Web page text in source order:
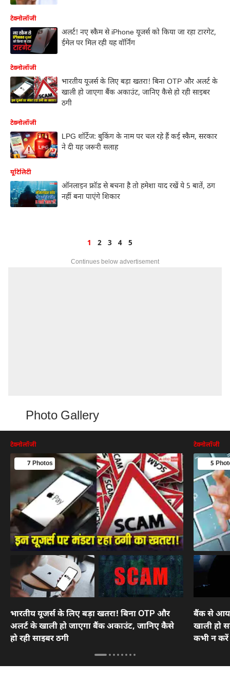
टेक्नोलॉजी
अलर्ट! नए स्कैम से iPhone यूजर्स को किया जा रहा टारगेट,
ईमेल पर मिल रही यह वॉर्निंग
टेक्नोलॉजी
भारतीय यूजर्स के लिए बड़ा खतरा! बिना OTP और अलर्ट के
खाली हो जाएगा बैंक अकाउंट, जानिए कैसे हो रही साइबर
ठगी
टेक्नोलॉजी
LPG शॉर्टेज: बुकिंग के नाम पर चल रहे हैं कई स्कैम, सरकार
ने दी यह जरूरी सलाह
यूटिलिटी
ऑनलाइन फ्रॉड से बचना है तो हमेशा याद रखें ये 5 बातें, ठग
नहीं बना पाएंगे शिकार
1 2 3 4 5
Continues below advertisement
Photo Gallery
टेक्नोलॉजी
7 Photos
भारतीय यूजर्स के लिए बड़ा खतरा! बिना OTP और
अलर्ट के खाली हो जाएगा बैंक अकाउंट, जानिए कैसे
हो रही साइबर ठगी
टेक्नोलॉजी
5
बैंक से
खाली हो
कभी न